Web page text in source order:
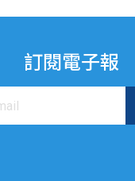
訂閱電子報